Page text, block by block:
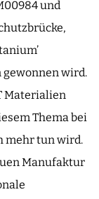
und
wird.
Materialien
Thema bei
mehr tun wird.
Manufaktur